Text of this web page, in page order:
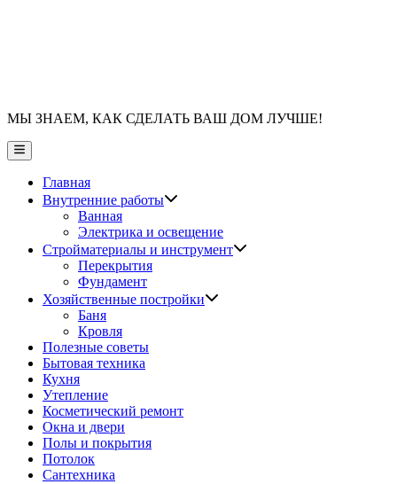
МЫ ЗНАЕМ, КАК СДЕЛАТЬ ВАШ ДОМ ЛУЧШЕ!
Главное
меню
Главная
Внутренние работы
Ванная
Электрика и освещение
Стройматериалы и инструмент
Перекрытия
Фундамент
Хозяйственные постройки
Баня
Кровля
Полезные советы
Бытовая техника
Кухня
Утепление
Косметический ремонт
Окна и двери
Полы и покрытия
Потолок
Сантехника